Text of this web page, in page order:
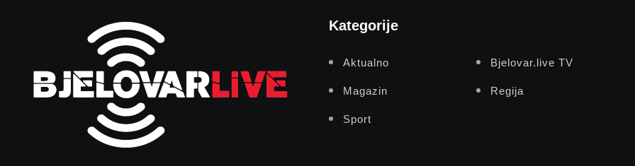
Kategorije
Aktualno Bjelovar.live TV
Magazin Regija
Sport